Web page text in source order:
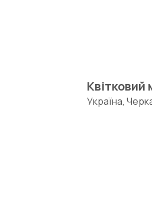
Квітковий
Україна,